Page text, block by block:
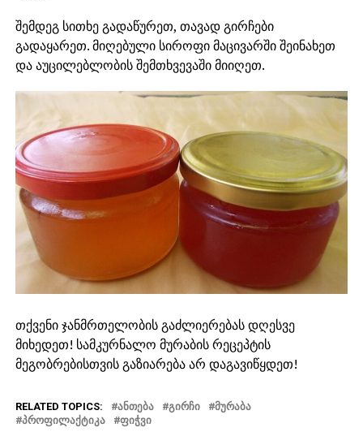
შემდეგ სითხე გადაწურეთ, თავად გირჩები
გადაყარეთ. მიღებული სიროფი მაცივარში შეინახეთ
და აუცილებლობის შემთხვევაში მიიღეთ.
თქვენი ჯანმრთელობის გაძლიერებას დღესვე
მიხედეთ! სამკურნალო მურაბის რეცეპტის
მეგობრებისთვის გაზიარება არ დაგავიწყდეთ!
RELATED TOPICS: ᲐᲜᲗᲔᲑᲐ ᲒᲘᲠᲩᲘ
ᲛᲣᲠᲐᲑᲐ
ᲞᲠᲝᲤᲘᲚᲐᲥᲢᲘᲙᲐ
ᲤᲘᲭᲕᲘ